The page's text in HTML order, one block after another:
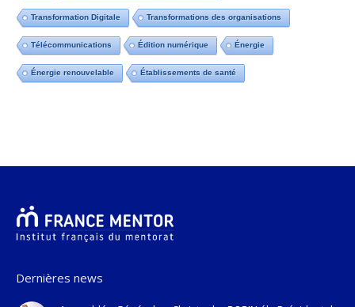
Transformation Digitale Transformations des organisations
Télécommunications Édition numérique Énergie
Énergie renouvelable Établissements de santé
Dernières news